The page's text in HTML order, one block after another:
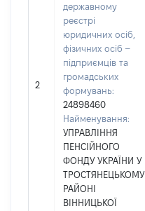
2
державному
реєстрі
юридичних осіб,
фізичних осіб –
підприємців та
громадських
формувань:
24898460
Найменування:
УПРАВЛІННЯ
ПЕНСІЙНОГО
ФОНДУ УКРАЇНИ У
ТРОСТЯНЕЦЬКОМУ
РАЙОНІ
ВІННИЦЬКОЇ